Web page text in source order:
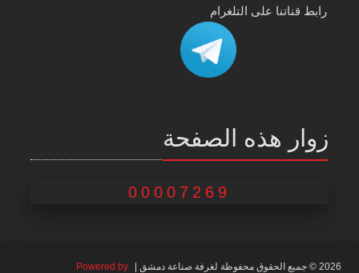
رابط قناتنا على التلغرام
زوار هذه الصفحة
00007269
2026 © جميع الحقوق محفوظة لغرفة صناعة دمشق | Powered by